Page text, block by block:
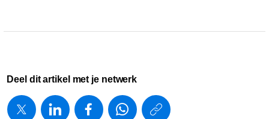
Deel dit artikel met je netwerk
https://